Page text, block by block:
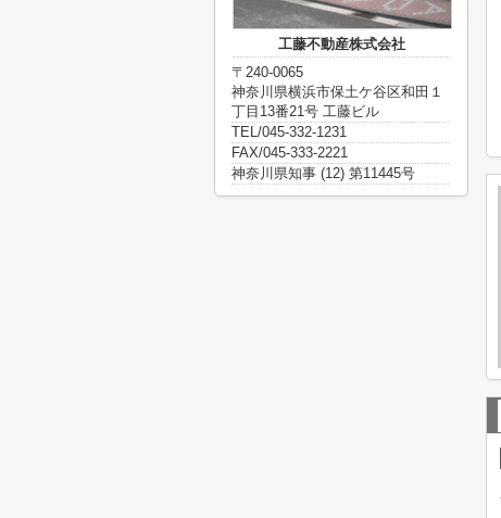
工藤不動産株式会社
〒240-0065
神奈川県横浜市保土ケ谷区和田１
丁目13番21号 工藤ビル
TEL/045-332-1231
FAX/045-333-2221
神奈川県知事 (12) 第11445号